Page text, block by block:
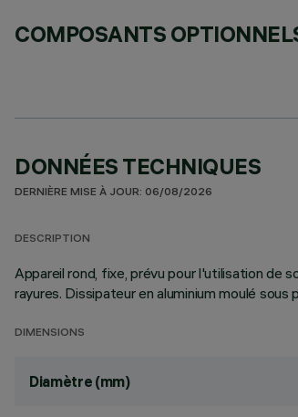
COMPOSANTS
DONNÉES TECHNIQUES
DERNIÈRE MISE À JOUR: 06/08/2026
DESCRIPTION
Appareil rond, fixe, prévu pour l'utilisation de
rayures. Dissipateur en aluminium moulé
DIMENSIONS
Diamètre (mm)